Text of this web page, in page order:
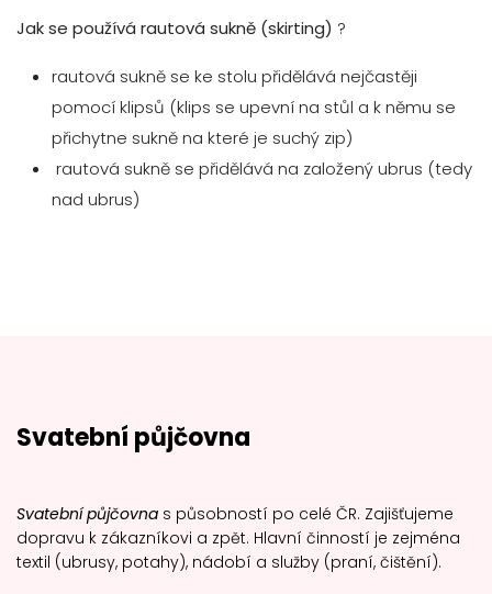
Jak se používá rautová sukně (skirting) ?
rautová sukně se ke stolu přidělává nejčastěji
pomocí klipsů (klips se upevní na stůl a k němu se
přichytne sukně na které je suchý zip)
rautová sukně se přidělává na založený ubrus (tedy
nad ubrus)
Svatební půjčovna
Svatební půjčovna s působností po celé ČR. Zajišťujeme
dopravu k zákazníkovi a zpět. Hlavní činností je zejména
textil (ubrusy, potahy), nádobí a služby (praní, čištění).